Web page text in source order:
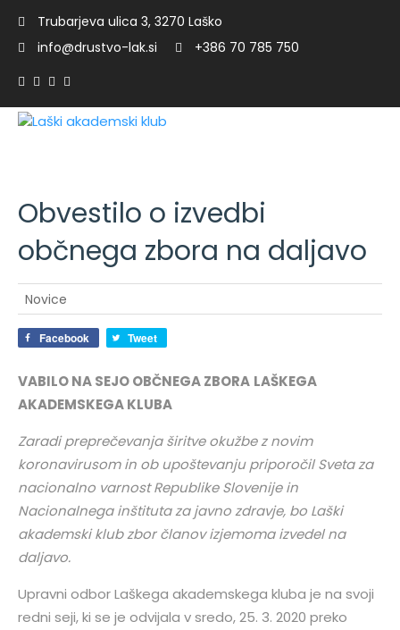
Trubarjeva ulica 3, 3270 Laško
info@drustvo-lak.si
+386 70 785 750
Obvestilo o izvedbi
občnega zbora na daljavo
Novice
Facebook Tweet
VABILO NA SEJO OBČNEGA ZBORA LAŠKEGA
AKADEMSKEGA KLUBA
Zaradi preprečevanja širitve okužbe z novim
koronavirusom in ob upoštevanju priporočil Sveta za
nacionalno varnost Republike Slovenije in
Nacionalnega inštituta za javno zdravje, bo Laški
akademski klub zbor članov izjemoma izvedel na
daljavo.
Upravni odbor Laškega akademskega kluba je na svoji
redni seji, ki se je odvijala v sredo, 25. 3. 2020 preko